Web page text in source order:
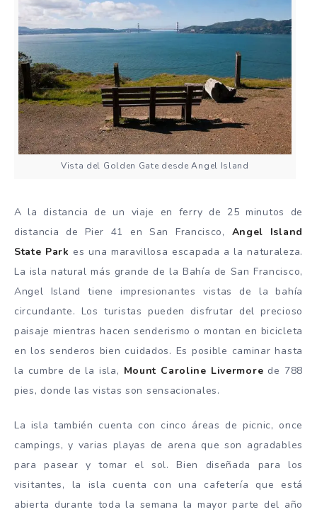
Vista del Golden Gate desde Angel Island
A la distancia de un viaje en ferry de 25 minutos de
distancia de Pier 41 en San Francisco, Angel Island
State Park es una maravillosa escapada a la naturaleza.
La isla natural más grande de la Bahía de San Francisco,
Angel Island tiene impresionantes vistas de la bahía
circundante. Los turistas pueden disfrutar del precioso
paisaje mientras hacen senderismo o montan en bicicleta
en los senderos bien cuidados. Es posible caminar hasta
la cumbre de la isla, Mount Caroline Livermore de 788
pies, donde las vistas son sensacionales.
La isla también cuenta con cinco áreas de picnic, once
campings, y varias playas de arena que son agradables
para pasear y tomar el sol. Bien diseñada para los
visitantes, la isla cuenta con una cafetería que está
abierta durante toda la semana la mayor parte del año